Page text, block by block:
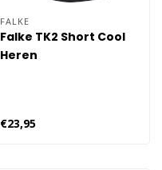
FALKE
Falke TK2 Short Cool
Heren
€23,95